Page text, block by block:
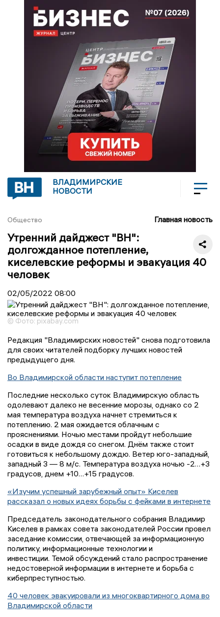
ВЛАДИМИРСКИЕ
НОВОСТИ
Общество Главная новость
Утренний дайджест "ВН":
долгожданное потепление,
киселевские реформы и эвакуация 40
человек
02/05/2022 08:00
© Фото: pixabay.com
Редакция "Владимирских новостей" снова подготовила
для своих читателей подборку лучших новостей
предыдущего дня.
Во Владимирской области наступит потепление
Последние несколько суток Владимирскую область
одолевают далеко не весенние морозы, однако со 2
мая температура воздуха начнет стремиться к
потеплению. 2 мая ожидается облачным с
прояснениями. Ночью местами пройдут небольшие
осадки в виде дождя со снегом. Днём также стоит
готовиться к небольшому дождю. Ветер юго-западный,
западный 3 — 8 м/с. Температура воздуха ночью -2…+3
градусов, днем +10…+15 градусов.
«Изучим успешный зарубежный опыт» Киселев
рассказал о новых идеях борьбы с фейками в интернете
Председатель законодательного собрания Владимир
Киселев в рамках совета законодателей России провел
заседание комиссии, отвечающей за информационную
политику, информационные технологии и
инвестиции. Темой обсуждений стало распространение
недостоверной информации в интернете и борьба с
киберпреступностью.
40 человек эвакуировали из многоквартирного дома во
Владимирской области